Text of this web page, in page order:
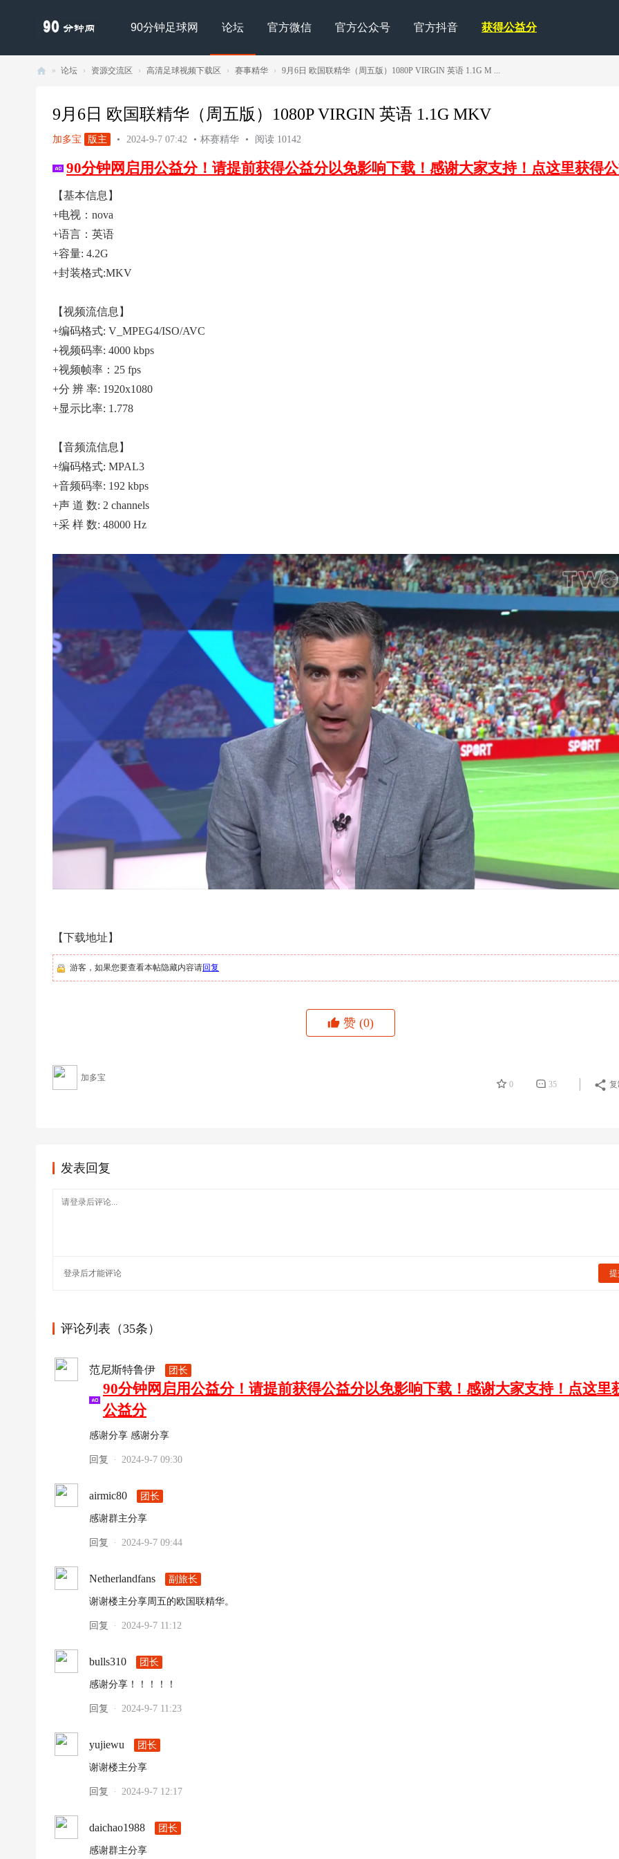
90分钟足球网 论坛 官方微信 官方公众号 官方抖音 获得公益分
» 论坛 › 资源交流区 › 高清足球视频下载区 › 赛事精华 › 9月6日 欧国联精华（周五版）1080P VIRGIN 英语 1.1G M ...
9月6日 欧国联精华（周五版）1080P VIRGIN 英语 1.1G MKV
加多宝 版主 • 2024-9-7 07:42 • 杯赛精华 • 阅读 10142
90分钟网启用公益分！请提前获得公益分以免影响下载！感谢大家支持！点这里获得
【基本信息】
+电视：nova
+语言：英语
+容量: 4.2G
+封装格式:MKV
【视频流信息】
+编码格式: V_MPEG4/ISO/AVC
+视频码率: 4000 kbps
+视频帧率：25 fps
+分 辨 率: 1920x1080
+显示比率: 1.778
【音频流信息】
+编码格式: MPAL3
+音频码率: 192 kbps
+声 道 数: 2 channels
+采 样 数: 48000 Hz
【下载地址】
游客，如果您要查看本帖隐藏内容请回复
赞 (0)
加多宝
0 35
发表回复
登录后才能评论
评论列表（35条）
范尼斯特鲁伊 团长
90分钟网启用公益分！请提前获得公益分以免影响下载！感谢大家支持！点这里
公益分
感谢分享 感谢分享
回复 · 2024-9-7 09:30
airmic80 团长
感谢群主分享
回复 · 2024-9-7 09:44
Netherlandfans 副旅长
谢谢楼主分享周五的欧国联精华。
回复 · 2024-9-7 11:12
bulls310 团长
感谢分享！！！！！
回复 · 2024-9-7 11:23
yujiewu 团长
谢谢楼主分享
回复 · 2024-9-7 12:17
daichao1988 团长
感谢群主分享